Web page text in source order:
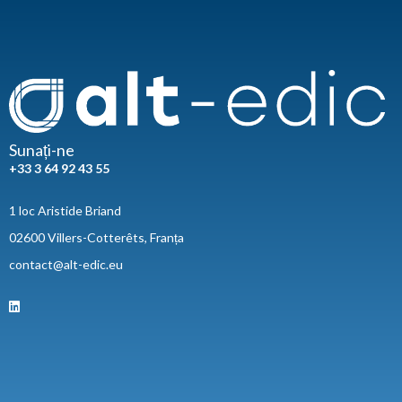
Sunați-ne
+33 3 64 92 43 55
1 loc Aristide Briand
02600 Villers-Cotterêts, Franța
contact@alt-edic.eu